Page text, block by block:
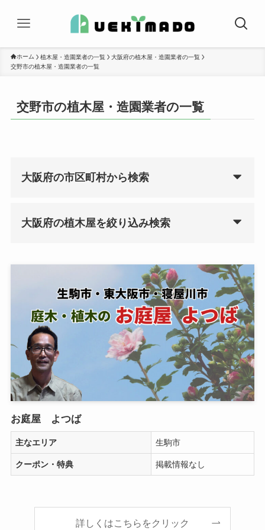
ホーム 植木屋・造園業者の一覧
大阪府の植木屋・造園業者の一覧
交野市の植木屋・造園業者の一覧
交野市の植木屋・造園業者の一覧
大阪府の市区町村から検索
大阪府の植木屋を絞り込み検索
お庭屋 よつば
主なエリア 生駒市
クーポン・特典 掲載情報なし
詳しくはこちらをクリック